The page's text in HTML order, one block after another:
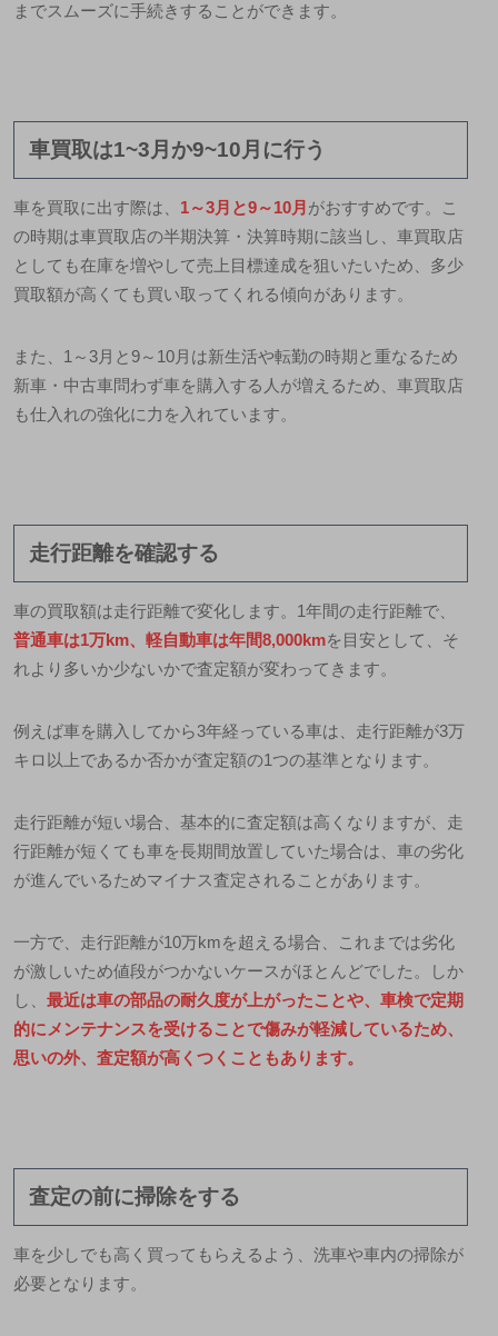
までスムーズに手続きすることができます。
車買取は1~3月か9~10月に行う
車を買取に出す際は、 1～3月と9～10月 がおすすめです。こ
の時期は車買取店の半期決算・決算時期に該当し、車買取店
としても在庫を増やして売上目標達成を狙いたいため、多少
買取額が高くても買い取ってくれる傾向があります。
また、1～3月と9～10月は新生活や転勤の時期と重なるため
新車・中古車問わず車を購入する人が増えるため、車買取店
も仕入れの強化に力を入れています。
走行距離を確認する
車の買取額は走行距離で変化します。1年間の走行距離で、
普通車は1万km、軽自動車は年間8,000kmを目安として、そ
れより多いか少ないかで査定額が変わってきます。
例えば車を購入してから3年経っている車は、走行距離が3万
キロ以上であるか否かが査定額の1つの基準となります。
走行距離が短い場合、基本的に査定額は高くなりますが、走
行距離が短くても車を長期間放置していた場合は、車の劣化
が進んでいるためマイナス査定されることがあります。
一方で、走行距離が10万kmを超える場合、これまでは劣化
が激しいため値段がつかないケースがほとんどでした。しか
し、 最近は車の部品の耐久度が上がったことや、車検で定期
的にメンテナンスを受けることで傷みが軽減しているため、
思いの外、査定額が高くつくこともあります。
査定の前に掃除をする
車を少しでも高く買ってもらえるよう、洗車や車内の掃除が
必要となります。